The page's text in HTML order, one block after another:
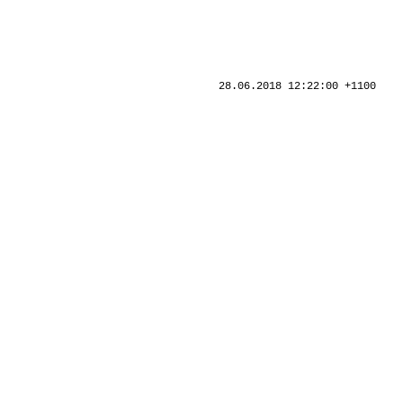
28.06.2018 12:22:00 +1100